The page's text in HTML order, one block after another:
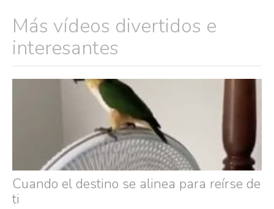
Más vídeos divertidos e
interesantes
Cuando el destino se alinea para reírse de
ti